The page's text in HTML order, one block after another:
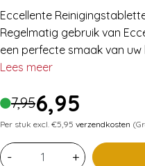
Eccellente
Regelmatig gebruik van
een perfecte smaak van
Lees meer
7,956,95
Per stuk excl. €5,95 verzendkosten
- +